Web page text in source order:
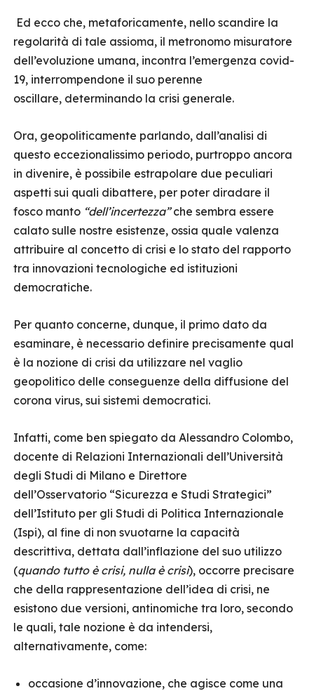
Ed ecco che, metaforicamente, nello scandire la
regolarità di tale assioma, il metronomo misuratore
dell’evoluzione umana, incontra l’emergenza covid-
19, interrompendone il suo perenne
oscillare, determinando la crisi generale.
Ora, geopoliticamente parlando, dall’analisi di
questo eccezionalissimo periodo, purtroppo ancora
in divenire, è possibile estrapolare due peculiari
aspetti sui quali dibattere, per poter diradare il
fosco manto “dell’incertezza”che sembra essere
calato sulle nostre esistenze, ossia quale valenza
attribuire al concetto di crisi e lo stato del rapporto
tra innovazioni tecnologiche ed istituzioni
democratiche.
Per quanto concerne, dunque, il primo dato da
esaminare, è necessario definire precisamente qual
è la nozione di crisi da utilizzare nel vaglio
geopolitico delle conseguenze della diffusione del
corona virus, sui sistemi democratici.
Infatti, come ben spiegato da Alessandro Colombo,
docente di Relazioni Internazionali dell’Università
degli Studi di Milano e Direttore
dell’Osservatorio “Sicurezza e Studi Strategici”
dell’Istituto per gli Studi di Politica Internazionale
(Ispi), al fine di non svuotarne la capacità
descrittiva, dettata dall’inflazione del suo utilizzo
(quando tutto è crisi, nulla è crisi), occorre precisare
che della rappresentazione dell’idea di crisi, ne
esistono due versioni, antinomiche tra loro, secondo
le quali, tale nozione è da intendersi,
alternativamente, come:
occasione d’innovazione, che agisce come una